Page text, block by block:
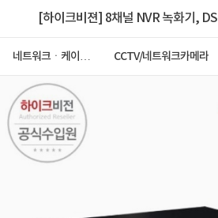
[하이크비젼] 8채널 NVR 녹화기,
네트워크ㆍ케이블
CCTV/네트워크카메라